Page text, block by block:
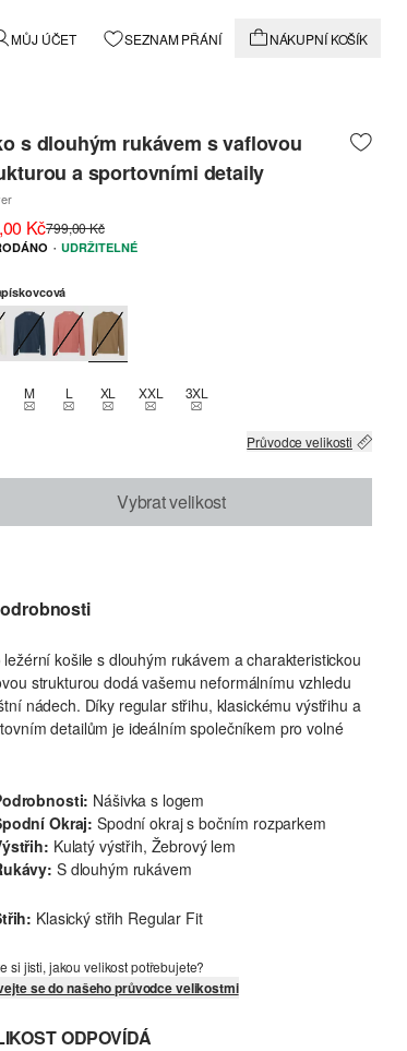
MŮJ ÚČET SEZNAM PŘÁNÍ NÁKUPNÍ KOŠÍK
s dlouhým rukávem s vaflovou
a sportovními detaily
Kč799,00 Kč
· UDRŽITELNÉ
pískovcová
SIZE IS CURRENTLY OUT OF STOCK
MTHIS SIZE IS CURRENTLY OUT OF STOCK
LTHIS SIZE IS CURRENTLY OUT OF STOCK
XLTHIS SIZE IS CURRENTLY OUT OF STOCK
XXLTHIS SIZE IS CURRENTLY OUT OF STOCK
3XLTHIS SIZE IS CURRENTLY OUT OF
Průvodce velikosti
Vybrat velikost
ležérní košile s dlouhým rukávem a charakteristickou
strukturou dodá vašemu neformálnímu vzhledu
nádech. Díky regular střihu, klasickému výstřihu a
detailům je ideálním společníkem pro volné
Nášivka s logem
Okraj: Spodní okraj s bočním rozparkem
Kulatý výstřih, Žebrový lem
S dlouhým rukávem
Klasický střih Regular Fit
si jisti, jakou velikost potřebujete?
se do našeho průvodce velikostmi
ODPOVÍDÁ